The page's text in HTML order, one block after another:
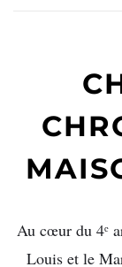
Au cœur du 4ᵉ
Louis et le